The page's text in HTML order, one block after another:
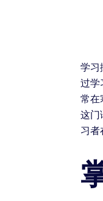
学习
过学
常在
这门
习者